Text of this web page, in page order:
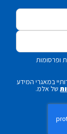
ופרסומות
במאגרי המידע
של אלמ.